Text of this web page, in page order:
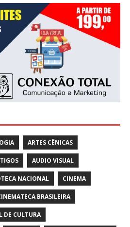
ARTES CÊNICAS
AUDIO VISUAL
NACIONAL CINEMA
BRASILEIRA
DE CULTURA